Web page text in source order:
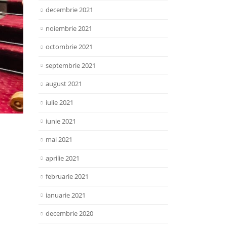
decembrie 2021
noiembrie 2021
octombrie 2021
septembrie 2021
august 2021
iulie 2021
iunie 2021
mai 2021
aprilie 2021
februarie 2021
ianuarie 2021
decembrie 2020